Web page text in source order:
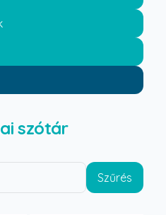
szótár
Szűrés